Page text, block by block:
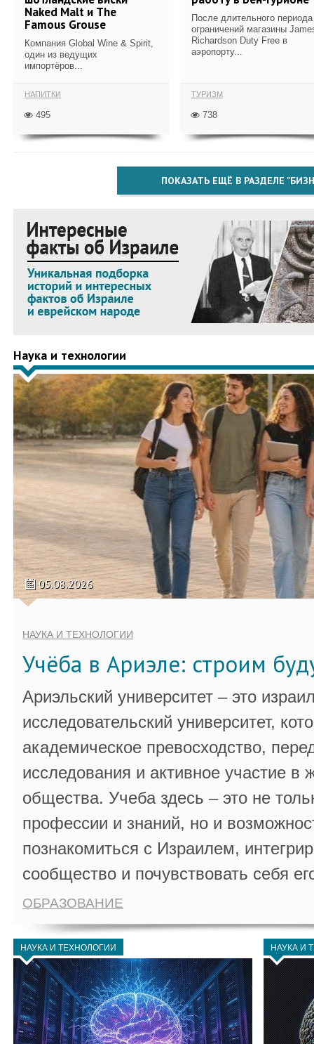
Naked Malt и The
Famous Grouse
Компания Global Wine & Spirit,
один из ведущих
импортёров...
НАПИТКИ
495
После длительного периода
ограничений магазины
Richardson Duty Free в
аэропорту...
ТУРИЗМ
738
ПОКАЗАТЬ ЕЩЁ В РАЗДЕЛЕ
Наука и технологии
05.08.2026
НАУКА И ТЕХНОЛОГИИ
Учёба в Ариэле: строим
Ариэльский университет – это
исследовательский университет,
академическое превосходство,
исследования и активное участие в
общества. Учеба здесь – это не
профессии и знаний, но и
познакомиться с Израилем,
сообщество и почувствовать себя
ОБРАЗОВАНИЕ
НАУКА И ТЕХНОЛОГИИ НАУКА И